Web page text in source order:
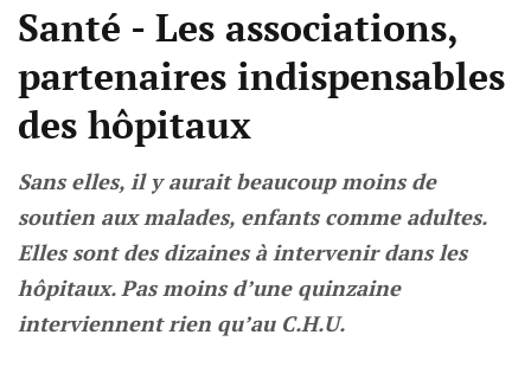
Santé - Les associations,
partenaires indispensables
des hôpitaux
Sans elles, il y aurait beaucoup moins de
soutien aux malades, enfants comme adultes.
Elles sont des dizaines à intervenir dans les
hôpitaux. Pas moins d’une quinzaine
interviennent rien qu’au C.H.U.